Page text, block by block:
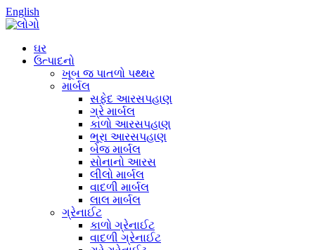
English
ઘર
ઉત્પાદનો
ખૂબ જ પાતળો પથ્થર
માર્બલ
સફેદ આરસપહાણ
ગ્રે માર્બલ
કાળો આરસપહાણ
ભૂરા આરસપહાણ
બેજ માર્બલ
સોનાનો આરસ
લીલો માર્બલ
વાદળી માર્બલ
લાલ માર્બલ
ગ્રેનાઈટ
કાળો ગ્રેનાઈટ
વાદળી ગ્રેનાઈટ